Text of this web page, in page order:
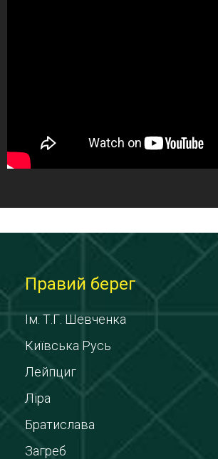
Правий берег
Ім. Т.Г. Шевченка
Київська Русь
Лейпциг
Ліра
Братислава
Загреб